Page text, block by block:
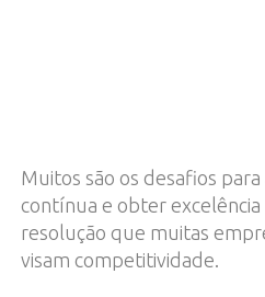
Muitos são os desafios
contínua e obter excelência
resolução que muitas
visam competitividade.